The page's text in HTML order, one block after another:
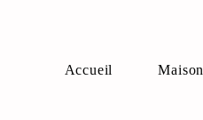
Accueil Maison